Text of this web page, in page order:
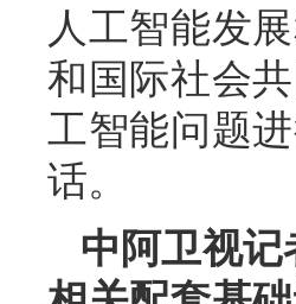
人工智能发
和国际社会
工智能问题
话。
中阿卫视